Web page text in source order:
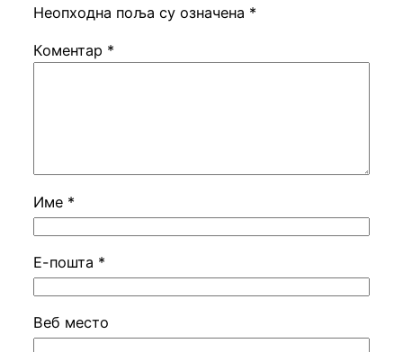
Неопходна поља су означена *
Коментар *
Име *
Е-пошта *
Веб место